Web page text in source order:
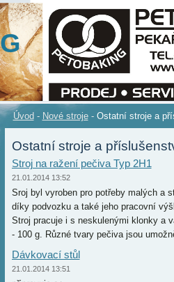
Úvod - Nové stroje - Ostatní stroje a
Ostatní stroje a
Stroj na ražení pečiva Typ 2H1
21.01.2014 13:52
Sroj byl vyroben pro potřeby malých a
díky podvozku a také jeho pracovní
Stroj pracuje i s neskulenými klonky a
- 100 g. Různé tvary pečiva jsou
Dávkovací stůl
21.01.2014 13:51